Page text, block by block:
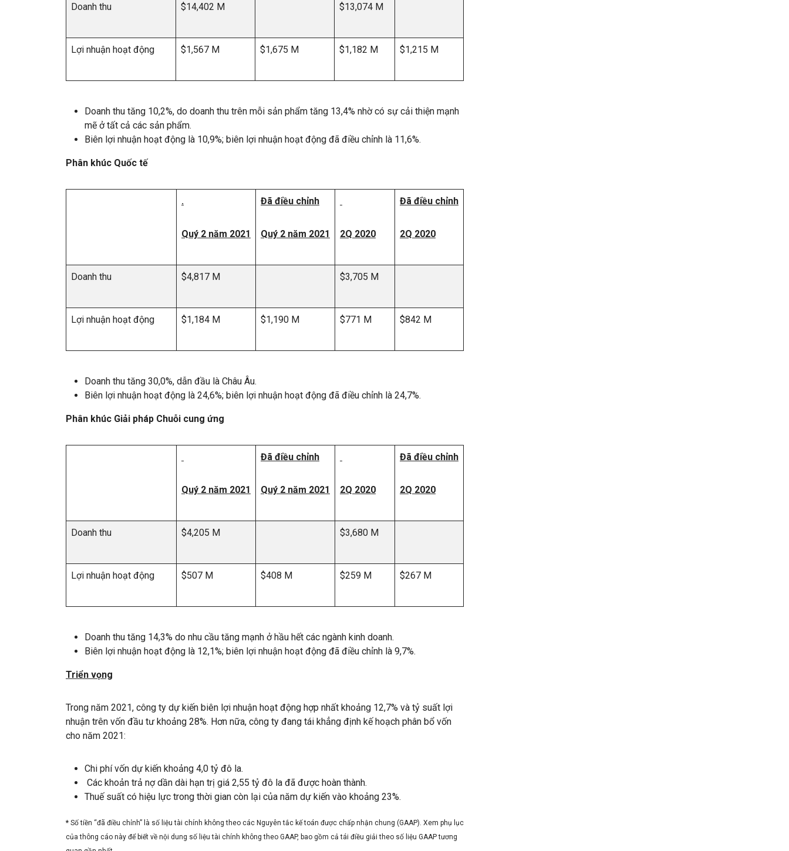
Doanh thu $14,402 M $13,074 M
Lợi nhuận hoạt động $1,567 M $1,675 M $1,182 M $1,215 M
Doanh thu tăng 10,2%, do doanh thu trên mỗi sản phẩm tăng 13,4% nhờ có sự cải thiện mạnh
mẽ ở tất cả các sản phẩm.
Biên lợi nhuận hoạt động là 10,9%; biên lợi nhuận hoạt động đã điều chỉnh là 11,6%.
Phân khúc Quốc tế
.
Quý 2 năm 2021
Đã điều chỉnh
Quý 2 năm 2021 2Q 2020
Đã điều chỉnh
2Q 2020
Doanh thu $4,817 M $3,705 M
Lợi nhuận hoạt động $1,184 M $1,190 M $771 M $842 M
Doanh thu tăng 30,0%, dẫn đầu là Châu Âu.
Biên lợi nhuận hoạt động là 24,6%; biên lợi nhuận hoạt động đã điều chỉnh là 24,7%.
Phân khúc Giải pháp Chuỗi cung ứng
Quý 2 năm 2021
Đã điều chỉnh
Quý 2 năm 2021 2Q 2020
Đã điều chỉnh
2Q 2020
Doanh thu $4,205 M $3,680 M
Lợi nhuận hoạt động $507 M $408 M $259 M $267 M
Doanh thu tăng 14,3% do nhu cầu tăng mạnh ở hầu hết các ngành kinh doanh.
Biên lợi nhuận hoạt động là 12,1%; biên lợi nhuận hoạt động đã điều chỉnh là 9,7%.
Triển vọng
Trong năm 2021, công ty dự kiến biên lợi nhuận hoạt động hợp nhất khoảng 12,7% và tỷ suất lợi
nhuận trên vốn đầu tư khoảng 28%. Hơn nữa, công ty đang tái khẳng định kế hoạch phân bổ vốn
cho năm 2021:
Chi phí vốn dự kiến khoảng 4,0 tỷ đô la.
Các khoản trả nợ dần dài hạn trị giá 2,55 tỷ đô la đã được hoàn thành.
Thuế suất có hiệu lực trong thời gian còn lại của năm dự kiến vào khoảng 23%.
* Số tiền “đã điều chỉnh” là số liệu tài chính không theo các Nguyên tắc kế toán được chấp nhận chung (GAAP). Xem phụ lục
của thông cáo này để biết về nội dung số liệu tài chính không theo GAAP, bao gồm cả tái điều giải theo số liệu GAAP tương